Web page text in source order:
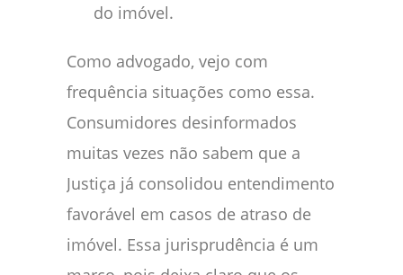
do imóvel.
Como advogado, vejo com
frequência situações como essa.
Consumidores desinformados
muitas vezes não sabem que a
Justiça já consolidou entendimento
favorável em casos de atraso de
imóvel. Essa jurisprudência é um